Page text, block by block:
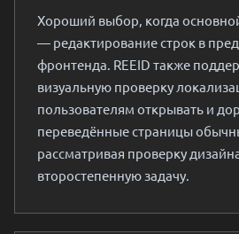
Хороший выбор, когда
— редактирование строк в
фронтенда. REEID также
визуальную проверку
пользователям открывать и
переведённые страницы
рассматривая проверку
второстепенную задачу.